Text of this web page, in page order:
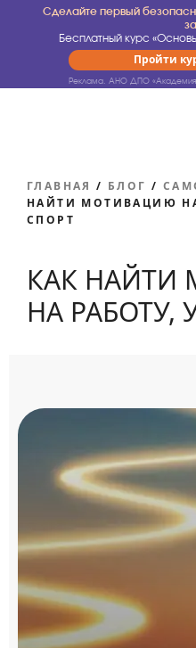
Сделайте первый
Бесплатный курс
Пройти
Реклама. АНО ДПО «Академия
ГЛАВНАЯ / БЛОГ /
НАЙТИ МОТИВАЦИЮ
СПОРТ
КАК
НА РАБОТУ,